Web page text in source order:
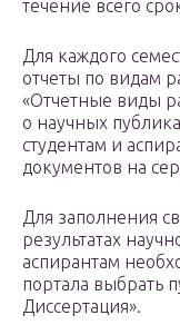
течение всего
Для каждого
отчеты по видам
«Отчетные виды
о научных
студентам и
документов на
Для заполнения
результатах
аспирантам
портала выбрать
Диссертация».